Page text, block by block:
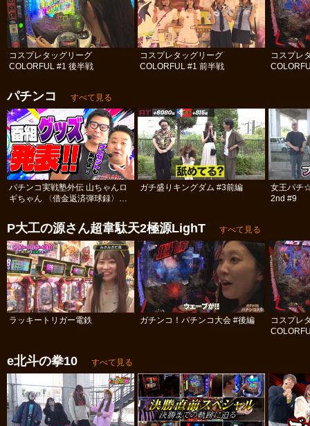
コスプレタッグリーグ
COLORFUL #1 後半戦
コスプレタッグリーグ
COLORFUL #1 前半戦
コスプレ
パチンコ すべて見る
パチンコ実戦塾外伝 山ちゃんロ
ギちゃん 〈借金返済弾球録〉
ガチ盛りキングダム #3前編
女王パチ
2nd #9
P大工の源さん超韋駄天2極源LighT すべて見る
ラッキートリガー電鉄 ガチンコ！パチンコ大会 #後編
コスプレ
e北斗の拳10 すべて見る